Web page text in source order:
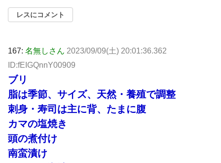
レスにコメント
167: 名無しさん 2023/09/09(土) 20:01:36.362
ID:fEIGQnnY00909
ブリ
脂は季節、サイズ、天然・養殖で調整
刺身・寿司は主に背、たまに腹
カマの塩焼き
頭の煮付け
南蛮漬け